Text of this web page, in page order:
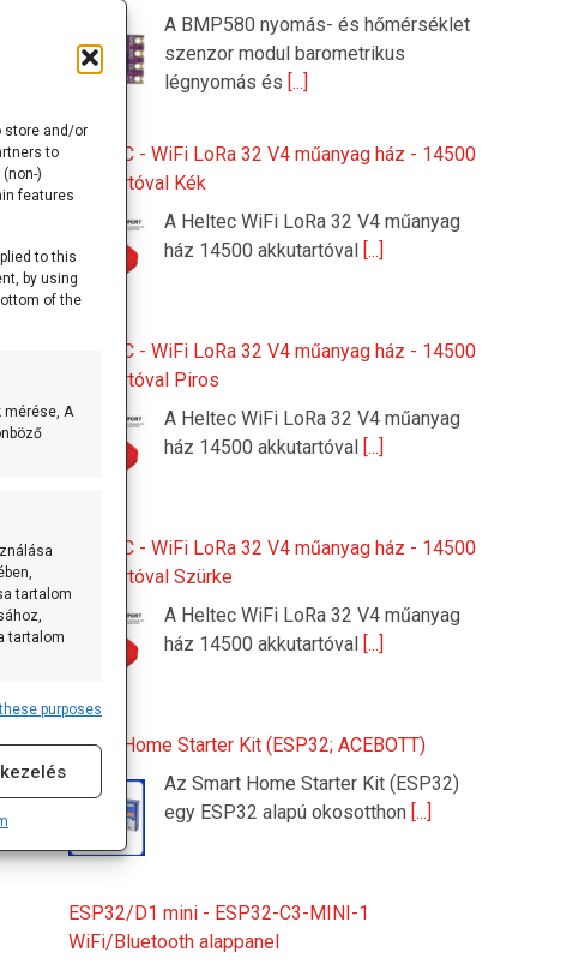
store and/or
to
)
features
to this
by using
of the
mérése, A
tartalom
tartalom
active
Always active
purposes
A BMP580 nyomás- és hőmérséklet
szenzor modul barometrikus
légnyomás és [...]
HELTEC - WiFi LoRa 32 V4 műanyag ház - 14500
akkutartóval Kék
A Heltec WiFi LoRa 32 V4 műanyag
ház 14500 akkutartóval
[...]
HELTEC - WiFi LoRa 32 V4 műanyag ház - 14500
akkutartóval Piros
A Heltec WiFi LoRa 32 V4 műanyag
ház 14500 akkutartóval
[...]
HELTEC - WiFi LoRa 32 V4 műanyag ház - 14500
akkutartóval Szürke
A Heltec WiFi LoRa 32 V4 műanyag
ház 14500 akkutartóval
[...]
Smart Home Starter Kit (ESP32; ACEBOTT)
Az Smart Home Starter Kit (ESP32)
egy ESP32 alapú okosotthon [...]
ESP32/D1 mini - ESP32-C3-MINI-1
WiFi/Bluetooth alappanel